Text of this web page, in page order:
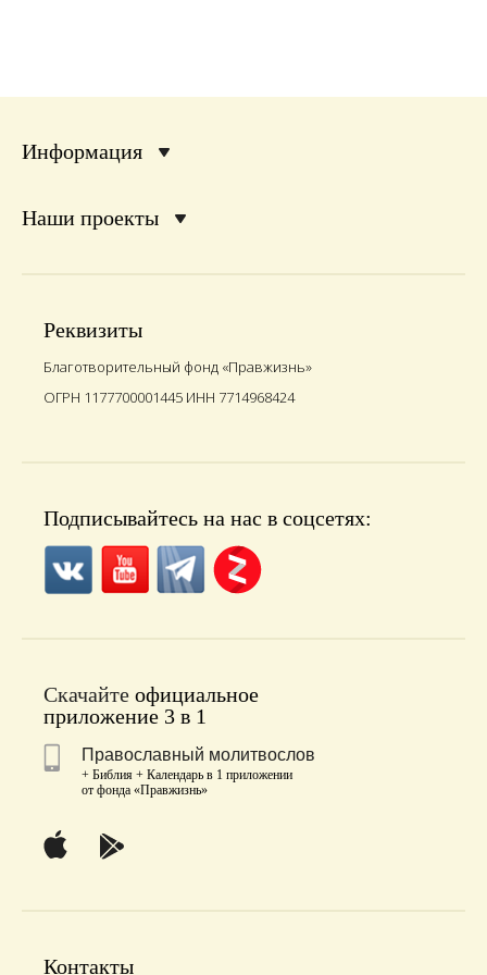
Информация
Наши проекты
Реквизиты
Благотворительный фонд «Правжизнь»
ОГРН 1177700001445 ИНН 7714968424
Подписывайтесь на нас в соцсетях:
Скачайте официальное
приложение 3 в 1
Православный молитвослов
+ Библия + Календарь в 1 приложении
от фонда «Правжизнь»
Контакты